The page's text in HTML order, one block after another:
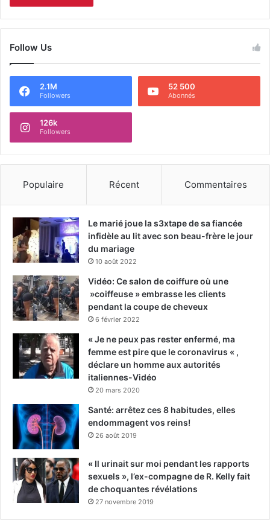
Follow Us
2.1M
Followers
52 500
Abonnés
126k
Followers
Populaire Récent Commentaires
Le marié joue la s3xtape de sa fiancée
infidèle au lit avec son beau-frère le jour
du mariage
10 août 2022
Vidéo: Ce salon de coiffure où une
»coiffeuse » embrasse les clients
pendant la coupe de cheveux
6 février 2022
« Je ne peux pas rester enfermé, ma
femme est pire que le coronavirus « ,
déclare un homme aux autorités
italiennes-Vidéo
20 mars 2020
Santé: arrêtez ces 8 habitudes, elles
endommagent vos reins!
26 août 2019
« Il urinait sur moi pendant les rapports
sexuels », l’ex-compagne de R. Kelly fait
de choquantes révélations
27 novembre 2019